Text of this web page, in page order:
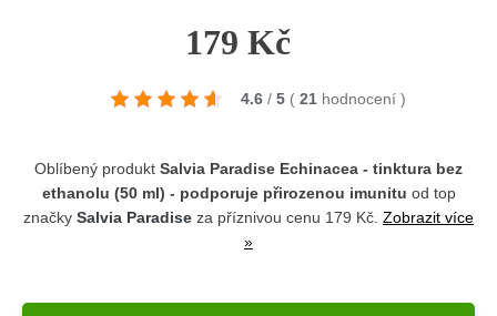
179 Kč
4.6 / 5 ( 21 hodnocení )
Oblíbený produkt Salvia Paradise Echinacea - tinktura bez
ethanolu (50 ml) - podporuje přirozenou imunitu od top
značky Salvia Paradise za příznivou cenu 179 Kč. Zobrazit více
»